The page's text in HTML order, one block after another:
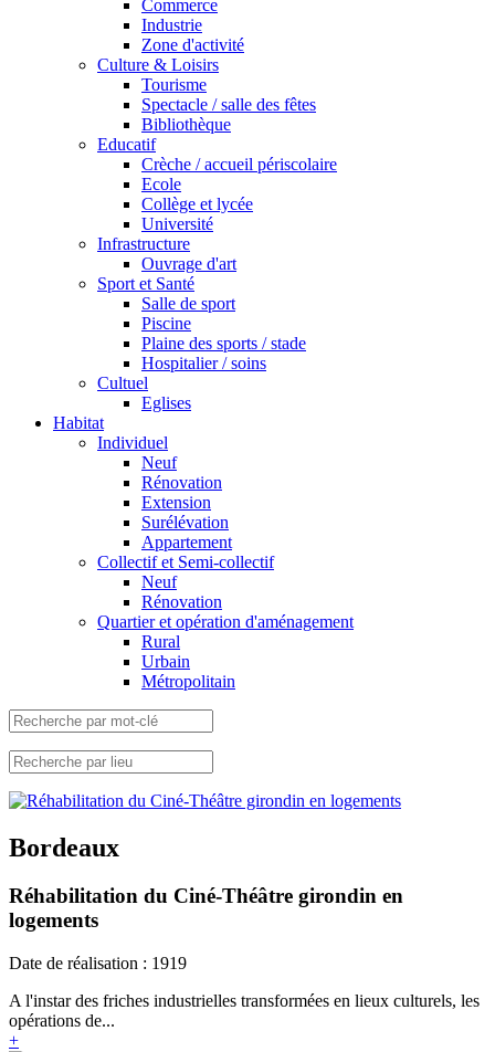
Commerce
Industrie
Zone d'activité
Culture & Loisirs
Tourisme
Spectacle / salle des fêtes
Bibliothèque
Educatif
Crèche / accueil périscolaire
Ecole
Collège et lycée
Université
Infrastructure
Ouvrage d'art
Sport et Santé
Salle de sport
Piscine
Plaine des sports / stade
Hospitalier / soins
Cultuel
Eglises
Habitat
Individuel
Neuf
Rénovation
Extension
Surélévation
Appartement
Collectif et Semi-collectif
Neuf
Rénovation
Quartier et opération d'aménagement
Rural
Urbain
Métropolitain
Bordeaux
Réhabilitation du Ciné-Théâtre girondin en
logements
Date de réalisation : 1919
A l'instar des friches industrielles transformées en lieux culturels, les
opérations de...
+